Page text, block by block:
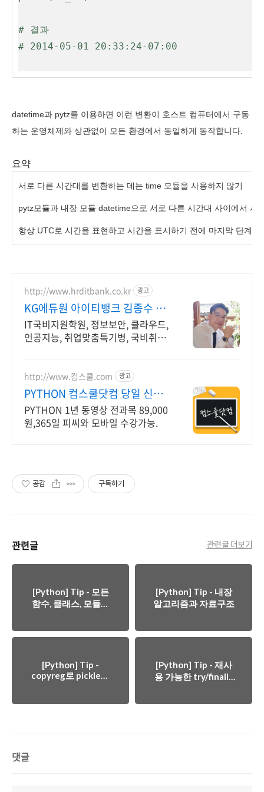
# 결과
# 2014-05-01 20:33:24-07:00
datetime과 pytz를 이용하면 이런 변환이 호스트 컴퓨터에서 구동
하는 운영체제와 상관없이 모든 환경에서 동일하게 동작합니다.
요약
서로 다른 시간대를 변환하는 데는 time 모듈을 사용하지 않기
pytz모듈과 내장 모듈 datetime으로 서로 다른 시간대 사이에서 시
항상 UTC로 시간을 표현하고 시간을 표시하기 전에 마지막 단계
http://www.hrditbank.co.kr 광고
KG에듀원 아이티뱅크 김종수 27
년경력전문가 IT취업상담
IT국비지원학원, 정보보안, 클라우드,
인공지능, 취업맞춤특기병, 국비취업
http://www.컴스쿨.com 광고
PYTHON 컴스쿨닷컴 당일 신청
&결제시 기프티콘!
PYTHON 1년 동영상 전과목 89,000
원,365일 피씨와 모바일 수강가능.
공감 구독하기
관련글 관련글 더보기
[Python] Tip - 모든
함수, 클래스, 모듈에
[Python] Tip - 내장
알고리즘과 자료구조
[Python] Tip -
copyreg로 pickle을
[Python] Tip - 재사
용 가능한 try/finally
댓글